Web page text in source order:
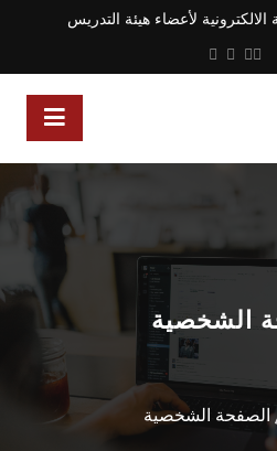
لأعضاء هيئة التدريس
الشخصية
الصفحة الشخصية